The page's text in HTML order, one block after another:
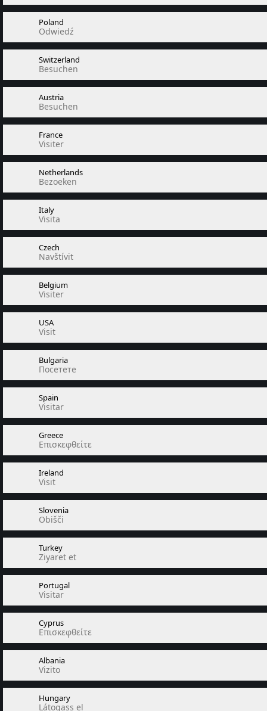
Poland
Odwiedź
Switzerland
Besuchen
Austria
Besuchen
France
Visiter
Netherlands
Bezoeken
Italy
Visita
Czech
Navštívit
Belgium
Visiter
USA
Visit
Bulgaria
Посетете
Spain
Visitar
Greece
Επισκεφθείτε
Ireland
Visit
Slovenia
Obišči
Turkey
Ziyaret et
Portugal
Visitar
Cyprus
Επισκεφθείτε
Albania
Vizito
Hungary
Látogass el